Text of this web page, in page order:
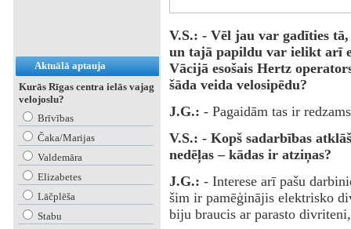
Aktuālā aptauja
Kurās Rīgas centra ielās vajag
velojoslu?
Brīvības
Čaka/Marijas
Valdemāra
Elizabetes
Lāčplēša
Stabu
V.S.: - Vēl jau var gadīties
un tajā papildu var ielikt arī
Vācijā esošais Hertz
šāda veida velosipēdu?
J.G.: - Pagaidām tas ir
V.S.: - Kopš sadarbības
nedēļas – kādas ir atziņas?
J.G.: - Interese arī pašu
šim ir pamēģinājis elektrisko
biju braucis ar parasto